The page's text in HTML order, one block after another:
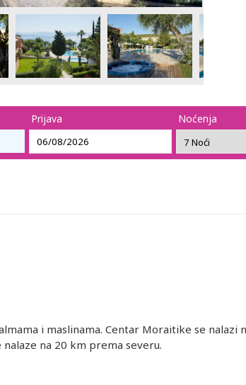
Prijava Noćenja
i maslinama. Centar Moraitike se nalazi
na 20 km prema severu.